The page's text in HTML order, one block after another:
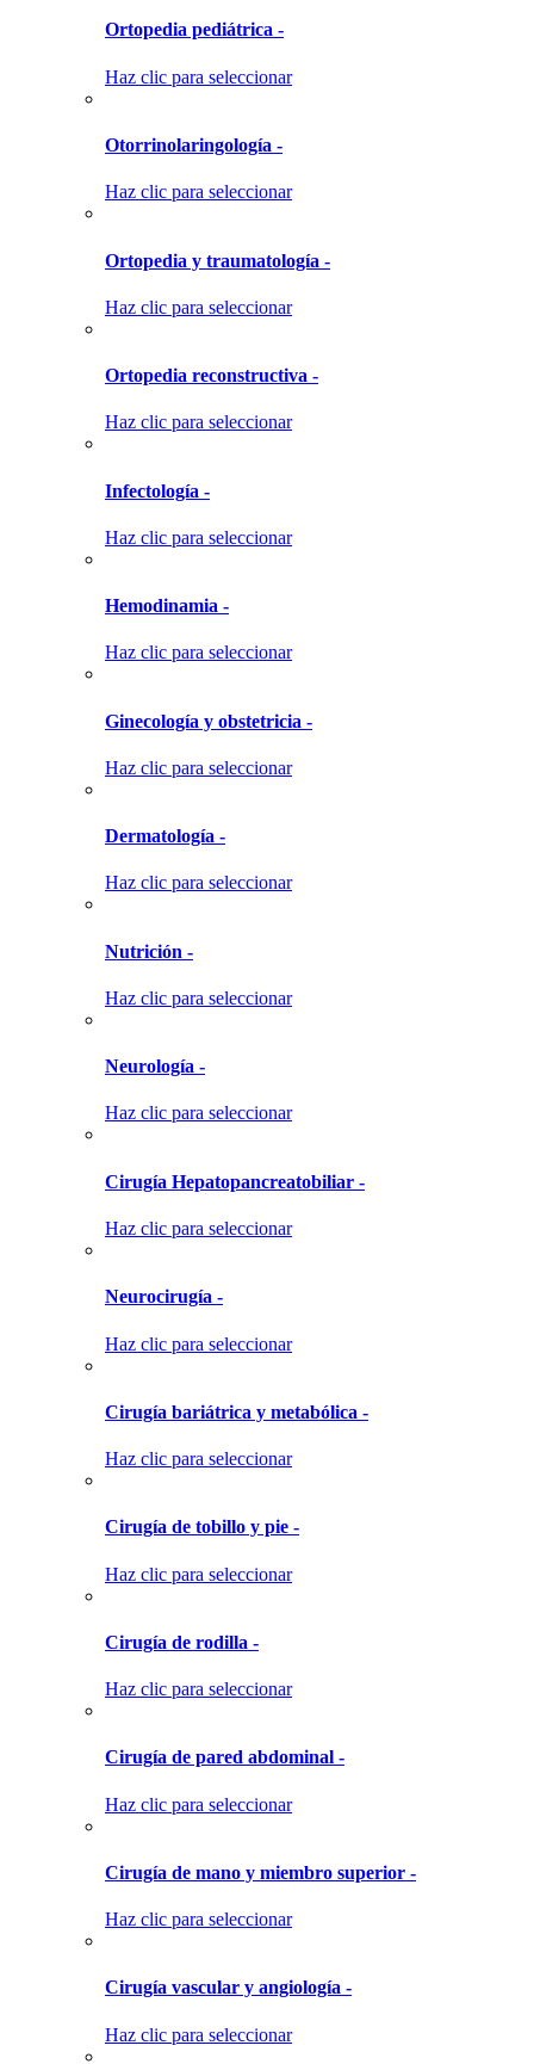
Ortopedia pediátrica -
Haz clic para seleccionar
Otorrinolaringología -
Haz clic para seleccionar
Ortopedia y traumatología -
Haz clic para seleccionar
Ortopedia reconstructiva -
Haz clic para seleccionar
Infectología -
Haz clic para seleccionar
Hemodinamia -
Haz clic para seleccionar
Ginecología y obstetricia -
Haz clic para seleccionar
Dermatología -
Haz clic para seleccionar
Nutrición -
Haz clic para seleccionar
Neurología -
Haz clic para seleccionar
Cirugía Hepatopancreatobiliar -
Haz clic para seleccionar
Neurocirugía -
Haz clic para seleccionar
Cirugía bariátrica y metabólica -
Haz clic para seleccionar
Cirugía de tobillo y pie -
Haz clic para seleccionar
Cirugía de rodilla -
Haz clic para seleccionar
Cirugía de pared abdominal -
Haz clic para seleccionar
Cirugía de mano y miembro superior -
Haz clic para seleccionar
Cirugía vascular y angiología -
Haz clic para seleccionar